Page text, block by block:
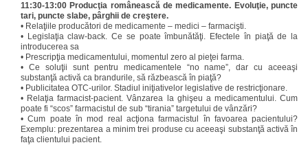
11:30-13:00 Producţia românească de medicamente. Evoluţie, puncte
tari, puncte slabe, pârghii de creştere.
• Relaţiile producători de medicamente – medici – farmacişti.
• Legislaţia claw-back. Ce se poate îmbunătăţi. Efectele în piaţă de la
introducerea sa
• Prescripţia medicamentului, momentul zero al pieţei farma.
• Ce soluţii sunt pentru medicamentele “no name”, dar cu aceeaşi
substanţă activă ca brandurile, să răzbească în piaţă?
• Publicitatea OTC-urilor. Stadiul iniţiativelor legislative de restricţionare.
• Relaţia farmacist-pacient. Vânzarea la ghişeu a medicamentului. Cum
poate fi “scos” farmacistul de sub “tirania” targetului de vânzări?
• Cum poate în mod real acţiona farmacistul în favoarea pacientului?
Exemplu: prezentarea a minim trei produse cu aceeaşi substanţă activă în
faţa clientului pacient.